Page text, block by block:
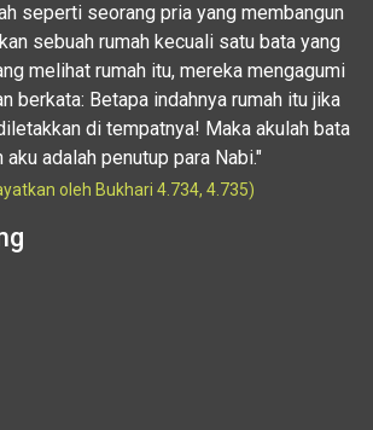
seperti seorang pria yang membangun
sebuah rumah kecuali satu bata yang
melihat rumah itu, mereka mengagumi
berkata: Betapa indahnya rumah itu jika
di tempatnya! Maka akulah bata
aku adalah penutup para Nabi."
oleh Bukhari 4.734, 4.735)